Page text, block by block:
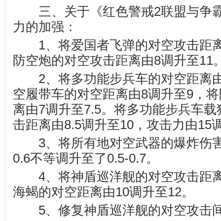
三、关于《红色警戒2联盟与争
力的加强：
1、将爱国者飞弹的对空攻击距
防空炮的对空攻击距离由8调升至11
2、将多功能步兵车的对空距离
空履带车的对空距离由8调升至9，
离由7调升至7.5。将多功能步兵车
击距离由8.5调升至10，攻击力由15
3、将所有地对空武器的爆炸伤
0.6不等调升至了0.5-0.7。
4、将神盾巡洋舰的对空攻击距
海蝎的对空距离由10调升至12。
5、修复神盾巡洋舰的对空攻击